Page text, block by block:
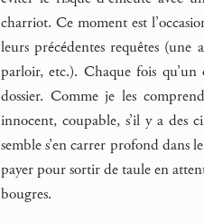
charriot. Ce moment est
leurs précédentes requêtes
parloir, etc.). Chaque fois
dossier. Comme je les
innocent, coupable, s’il y a des
semble s’en carrer profond dans
payer pour sortir de taule en
bougres.